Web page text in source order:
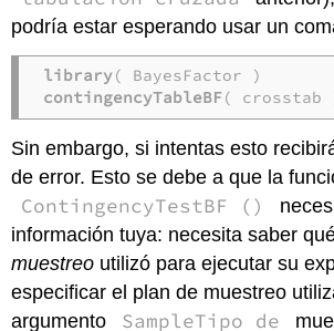
podría estar esperando usar un
library(
contingencyTableBF(
Sin embargo, si intentas esto
de error. Esto se debe a que la
ContingencyTestBF ()
información tuya: necesita saber
muestreo utilizó para ejecutar su
especificar el plan de muestreo
argumento
SampleTipo de